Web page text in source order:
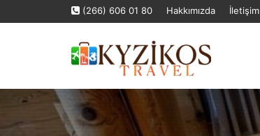
(266) 606 01 80 Hakkımızda İletişim